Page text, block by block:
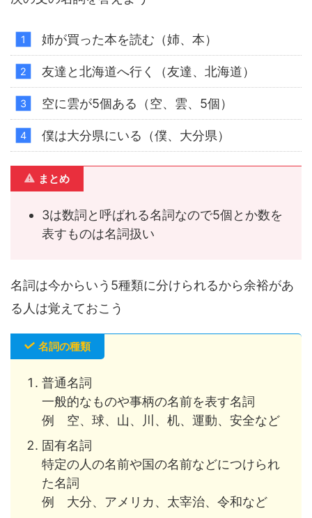
姉が買った本を読む（姉、本）
友達と北海道へ行く（友達、北海道）
空に雲が5個ある（空、雲、5個）
僕は大分県にいる（僕、大分県）
まとめ
3は数詞と呼ばれる名詞なので5個とか数を
表すものは名詞扱い
名詞は今からいう5種類に分けられるから余裕があ
る人は覚えておこう
名詞の種類
普通名詞
一般的なものや事柄の名前を表す名詞
例 空、球、山、川、机、運動、安全など
固有名詞
特定の人の名前や国の名前などにつけられ
た名詞
例 大分、アメリカ、太宰治、令和など